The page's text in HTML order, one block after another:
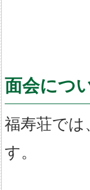
面会につ
福寿荘では
す。